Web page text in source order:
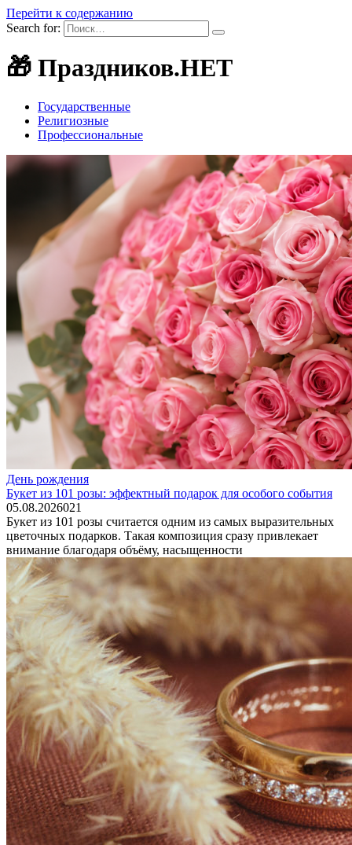
Перейти к содержанию
Search for:
🎁 Праздников.НЕТ
Государственные
Религиозные
Профессиональные
День рождения
Букет из 101 розы: эффектный подарок для особого события
05.08.2026021
Букет из 101 розы считается одним из самых выразительных
цветочных подарков. Такая композиция сразу привлекает
внимание благодаря объёму, насыщенности